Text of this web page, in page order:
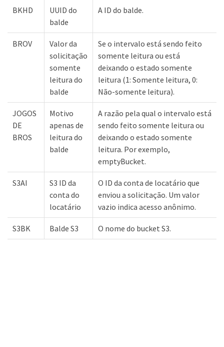
BKHD
UUID do
balde
A ID do balde.
BROV
Valor da
solicitação
somente
leitura do
balde
Se o intervalo está sendo feito
somente leitura ou está
deixando o estado somente
leitura (1: Somente leitura, 0:
Não-somente leitura).
JOGOS
DE
BROS
Motivo
apenas de
leitura do
balde
A razão pela qual o intervalo está
sendo feito somente leitura ou
deixando o estado somente
leitura. Por exemplo,
emptyBucket.
S3AI
S3 ID da
conta do
locatário
O ID da conta de locatário que
enviou a solicitação. Um valor
vazio indica acesso anônimo.
S3BK Balde S3 O nome do bucket S3.